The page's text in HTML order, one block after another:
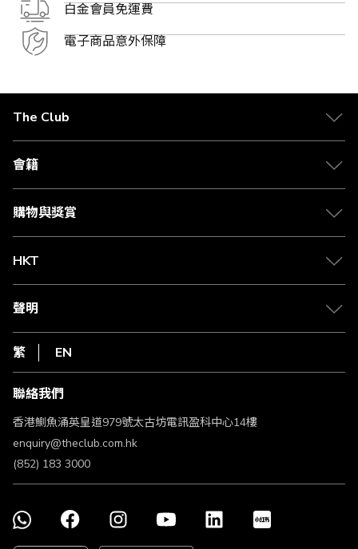
白金會員免運費
電子商品意外保障
The Club
關於 The Club
合作夥伴
媒體中心
會籍
會籍及專屬禮遇
賺取積分
購物與獎賞
物流與配送
Club Shopping 商品領取站
常見問題
HKT
csl.
1010
HKT
聲明
私隱聲明
使用條款
條款及細則
不歧視及不騷擾聲明
認可牌照及通告
繁 EN
聯絡我們
香港鰂魚涌英皇道979號太古坊電訊盈科中心14樓
enquiry@theclub.com.hk
(852) 183 3000